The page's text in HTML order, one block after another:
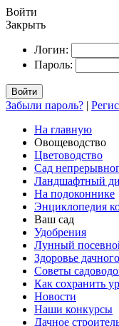
Войти
Закрыть
Логин:
Пароль:
Войти
Забыли пароль? |
На главную
Овощеводство
Цветоводство
Сад
Ландшафтный
На подоконнике
Энциклопедия
Ваш сад
Удобрения
Лунный
Здоровье
Советы
Как сохранить
Новости
Наши конкурсы
Дачное